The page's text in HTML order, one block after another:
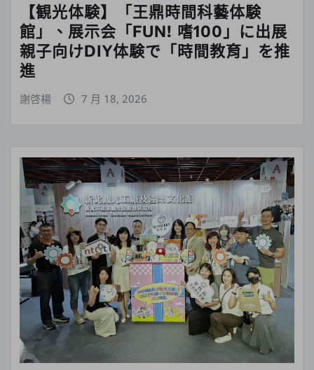
【観光体験】「王鼎時間科藝体験
館」、展示会「FUN! 嗜100」に出展
親子向けDIY体験で「時間教育」を推
進
謝啓楊 7 月 18, 2026